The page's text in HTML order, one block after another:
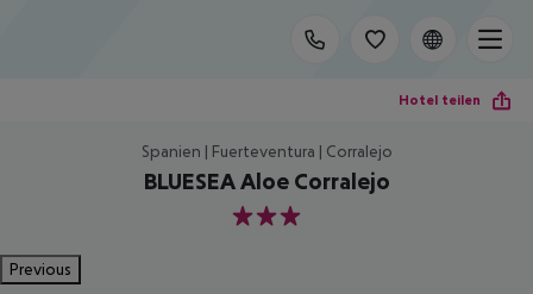
Hotel teilen
Spanien | Fuerteventura | Corralejo
BLUESEA Aloe Corralejo
3
Previous